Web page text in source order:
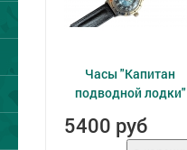
Часы "Капитан
подводной лодки"
5400 руб